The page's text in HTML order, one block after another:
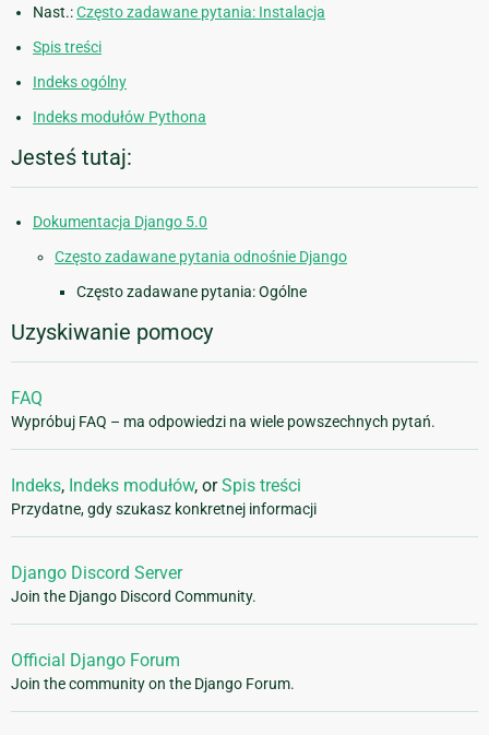
Nast.:Często zadawane pytania: Instalacja
Spis treści
Indeks ogólny
Indeks modułów Pythona
Jesteś tutaj:
Dokumentacja Django 5.0
Często zadawane pytania odnośnie Django
Często zadawane pytania: Ogólne
Uzyskiwanie pomocy
FAQ
Wypróbuj FAQ – ma odpowiedzi na wiele powszechnych pytań.
Indeks, Indeks modułów, orSpis treści
Przydatne, gdy szukasz konkretnej informacji
Django Discord Server
Join the Django Discord Community.
Official Django Forum
Join the community on the Django Forum.